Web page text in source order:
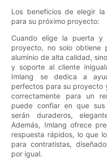
Los beneficios de elegir
para su próximo proyecto:
Cuando elige la puerta
proyecto, no solo obtiene
aluminio de alta calidad,
y soporte al cliente
Imlang se dedica a
perfectos para su proyecto
correctamente para un
puede confiar en que sus
serán duraderos,
Además, Imlang ofrece
respuesta rápidos, lo que
para contratistas,
por igual.